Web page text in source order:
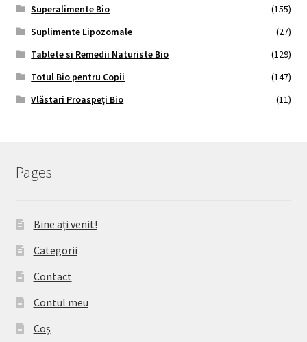
Superalimente Bio
(155)
Suplimente Lipozomale
(27)
Tablete si Remedii Naturiste Bio
(129)
Totul Bio pentru Copii
(147)
Vlăstari Proaspeți Bio
(11)
Pages
Bine ați venit!
Categorii
Contact
Contul meu
Coș